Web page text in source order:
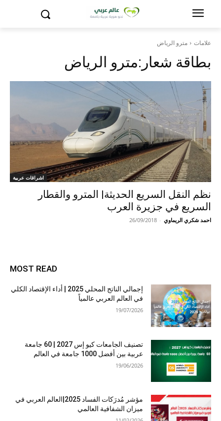
علامات مترو الرياض
بطاقة شعار:مترو الرياض
اشراقات عربية
نظم النقل السريع الحديثة| المترو والقطار
السريع في جزيرة العرب
احمد شكري الريماوي -
26/09/2018
MOST READ
إجمالي الناتج المحلي 2025 | أداء الإقتصاد الكلي
في العالم العربي عالمياً
19/07/2026
تصنيف الجامعات كيو إس 2027 | 60 جامعة
عربية بين أفضل 1000 جامعة في العالم
19/06/2026
مؤشر مُدرَكات الفساد 2025|العالم العربي في
ميزان الشفافية العالمي